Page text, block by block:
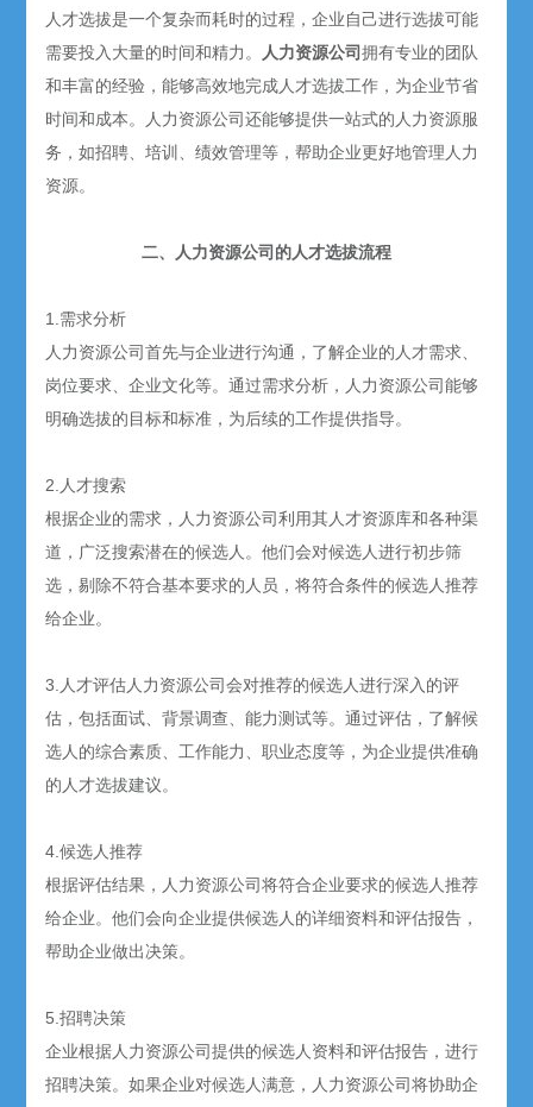
人才选拔是一个复杂而耗时的过程，企业自己进行选拔可能
需要投入大量的时间和精力。 人力资源公司拥有专业的团队
和丰富的经验，能够高效地完成人才选拔工作，为企业节省
时间和成本。人力资源公司还能够提供一站式的人力资源服
务，如招聘、培训、绩效管理等，帮助企业更好地管理人力
资源。
二、人力资源公司的人才选拔流程
1.需求分析
人力资源公司首先与企业进行沟通，了解企业的人才需求、
岗位要求、企业文化等。通过需求分析，人力资源公司能够
明确选拔的目标和标准，为后续的工作提供指导。
2.人才搜索
根据企业的需求，人力资源公司利用其人才资源库和各种渠
道，广泛搜索潜在的候选人。他们会对候选人进行初步筛
选，剔除不符合基本要求的人员，将符合条件的候选人推荐
给企业。
3.人才评估人力资源公司会对推荐的候选人进行深入的评
估，包括面试、背景调查、能力测试等。通过评估，了解候
选人的综合素质、工作能力、职业态度等，为企业提供准确
的人才选拔建议。
4.候选人推荐
根据评估结果，人力资源公司将符合企业要求的候选人推荐
给企业。他们会向企业提供候选人的详细资料和评估报告，
帮助企业做出决策。
5.招聘决策
企业根据人力资源公司提供的候选人资料和评估报告，进行
招聘决策。如果企业对候选人满意，人力资源公司将协助企